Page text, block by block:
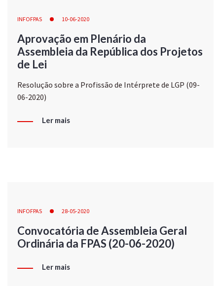
INFOFPAS 10-06-2020
Aprovação em Plenário da
Assembleia da República dos Projetos
de Lei
Resolução sobre a Profissão de Intérprete de LGP (09-
06-2020)
Ler mais
INFOFPAS 28-05-2020
Convocatória de Assembleia Geral
Ordinária da FPAS (20-06-2020)
Ler mais